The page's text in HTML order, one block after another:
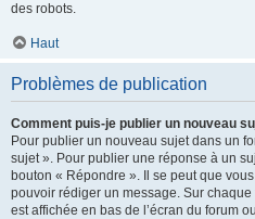
des robots.
Haut
Problèmes de publication
Comment puis-je publier un nouveau
Pour publier un nouveau sujet dans un
sujet ». Pour publier une réponse à un
bouton « Répondre ». Il se peut que
pouvoir rédiger un message. Sur
est affichée en bas de l’écran du forum